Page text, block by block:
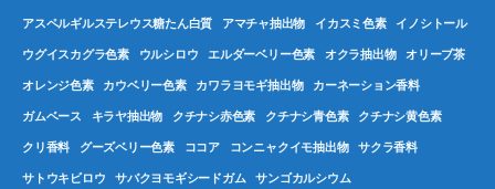
アスペルギルステレウス糖たん白質 アマチャ抽出物 イカスミ色素 イノシトール
ウグイスカグラ色素 ウルシロウ エルダーベリー色素 オクラ抽出物 オリーブ茶
オレンジ色素 カウベリー色素 カワラヨモギ抽出物 カーネーション香料
ガムベース キラヤ抽出物 クチナシ赤色素 クチナシ青色素 クチナシ黄色素
クリ香料 グーズベリー色素 ココア コンニャクイモ抽出物 サクラ香料
サトウキビロウ サバクヨモギシードガム サンゴカルシウム